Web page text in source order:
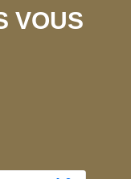
VOUS